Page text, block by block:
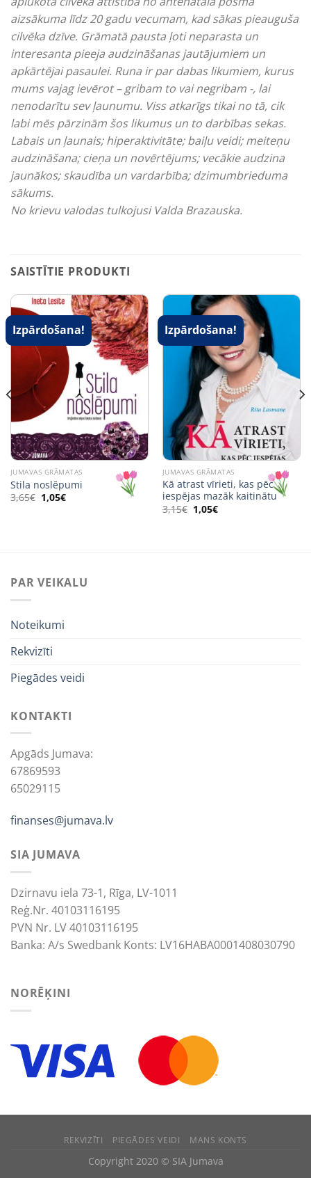
aizsākuma līdz 20 gadu vecumam, kad sākas pieauguša
cilvēka dzīve. Grāmatā pausta ļoti neparasta un
interesanta pieeja audzināšanas jautājumiem un
apkārtējai pasaulei. Runa ir par dabas likumiem, kurus
mums vajag ievērot – gribam to vai negribam -, lai
nenodarītu sev ļaunumu. Viss atkarīgs tikai no tā, cik
labi mēs pārzinām šos likumus un to darbības sekas.
Labais un ļaunais; hiperaktivitāte; baiļu veidi; meiteņu
audzināšana; cieņa un novērtējums; vecākie audzina
jaunākos; skaudība un vardarbība; dzimumbrieduma
sākums.
No krievu valodas tulkojusi Valda Brazauska.
SAISTĪTIE PRODUKTI
Izpārdošana!
JUMAVAS GRĀMATAS
Stila noslēpumi
3,65€ Original
price
1,05€Current
Izpārdošana!
JUMAVAS GRĀMATAS
Kā atrast vīrieti, kas pēc
iespējas mazāk kaitinātu
3,15€ Original
price
1,05€Current
price
PAR VEIKALU
Noteikumi
Rekvizīti
Piegādes veidi
KONTAKTI
Apgāds Jumava:
67869593
65029115
finanses@jumava.lv
SIA JUMAVA
Dzirnavu iela 73-1, Rīga, LV-1011
Reģ.Nr. 40103116195
PVN Nr. LV 40103116195
Banka: A/s Swedbank Konts: LV16HABA0001408030790
NORĒĶINI
REKVIZĪTI PIEGĀDES VEIDI MANS KONTS
Copyright 2020 © SIA Jumava